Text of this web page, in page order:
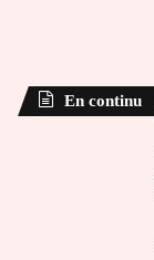
En continu